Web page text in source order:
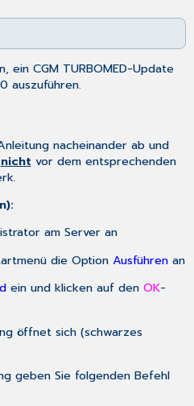
ein CGM TURBOMED-Update
auszuführen.
nacheinander ab und
nicht vor dem entsprechenden
am Server an
die Option Ausführenan
ein und klicken auf den OK-
öffnet sich (schwarzes
geben Sie folgenden Befehl